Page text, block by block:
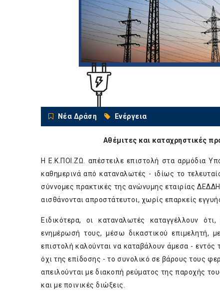
Νέα Δράση Ενέργεια
Αθέμιτες και καταχρηστικές
Η Ε.Κ.ΠΟΙ.ΖΩ. απέστειλε επιστολή στα αρμόδια
καθημερινά από καταναλωτές - ιδίως το
σύννομες πρακτικές της ανώνυμης εταιρίας
αισθάνονται απροστάτευτοι, χωρίς επαρκείς
Ειδικότερα, οι καταναλωτές καταγγέλλουν
ενημέρωσή τους, μέσω δικαστικού επιμελητή,
επιστολή καλούνται να καταβάλουν άμεσα -
όχι της επίδοσης - το συνολικό σε βάρους τους
απειλούνται με διακοπή ρεύματος της παροχής
και με ποινικές διώξεις.